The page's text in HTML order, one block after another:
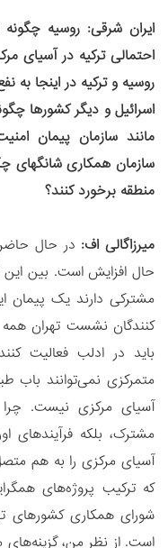
ایران شرقی: روسیه
احتمالی ترکیه در آسیای
روسیه و ترکیه در اینجا به
اسرائیل و دیگر کشورها
مانند سازمان پیمان
سازمان همکاری شانگهای
منطقه برخورد کنند؟
میرزاگالی اف: در حال
حال افزایش است. بین
مشترکی دارند یک پیمان
کنندگان نشست تهران
باید در ادلب فعالیت
متمرکزی نمی‌توانند باب
آسیای مرکزی نیست.
مشترک، بلکه فرآیندهای
آسیای مرکزی را به هم
که ترکیب پروژه‌های
شورای همکاری کشورهای
است. از نظر من، گزینه‌های